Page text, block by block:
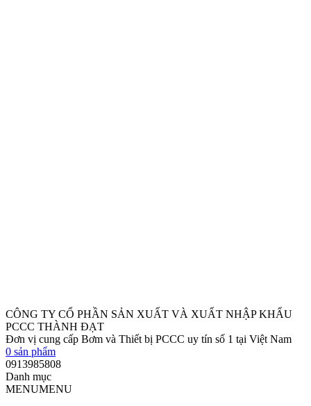
CÔNG TY CỔ PHẦN SẢN XUẤT VÀ XUẤT NHẬP KHẨU
PCCC THÀNH ĐẠT
Đơn vị cung cấp Bơm và Thiết bị PCCC uy tín số 1 tại Việt Nam
0 sản phẩm
0913985808
Danh mục
MENUMENU